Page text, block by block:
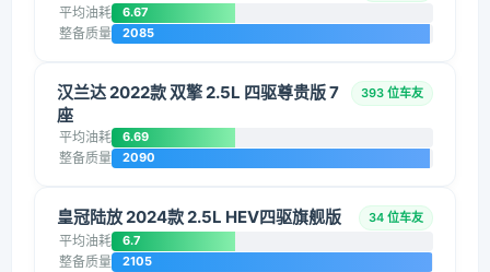
平均油耗 6.67
整备质量 2085
汉兰达 2022款 双擎 2.5L 四驱尊贵版 7
座
393 位车友
平均油耗 6.69
整备质量 2090
皇冠陆放 2024款 2.5L HEV四驱旗舰版 34 位车友
平均油耗 6.7
整备质量 2105